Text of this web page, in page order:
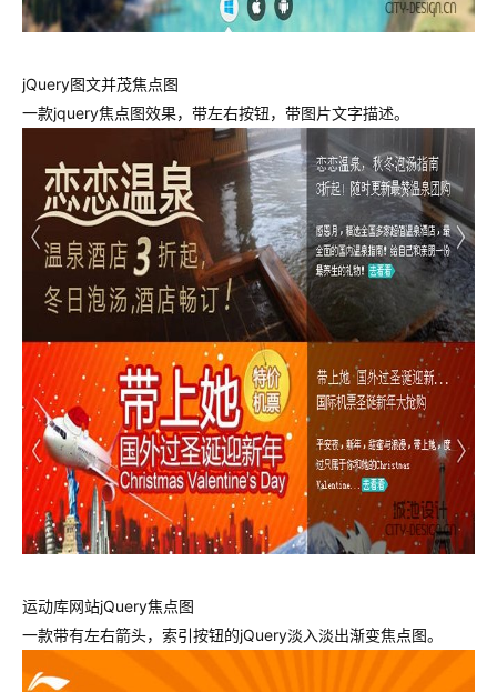
jQuery图文并茂焦点图
一款jquery焦点图效果，带左右按钮，带图片文字描述。
运动库网站jQuery焦点图
一款带有左右箭头，索引按钮的jQuery淡入淡出渐变焦点图。